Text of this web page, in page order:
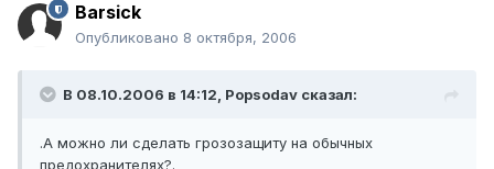
Barsick
Опубликовано 8 октября, 2006
В 08.10.2006 в 14:12, Popsodav сказал:
.А можно ли сделать грозозащиту на обычных
предохранителях?.